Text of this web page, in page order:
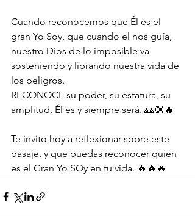
Cuando reconocemos que Él es el
gran Yo Soy, que cuando el nos guía,
nuestro Dios de lo imposible va
sosteniendo y librando nuestra vida de
los peligros.
RECONOCE su poder, su estatura, su
amplitud, Él es y siempre será. 🙏🏼🔥
Te invito hoy a reflexionar sobre este
pasaje, y que puedas reconocer quien
es el Gran Yo SOy en tu vida. 🔥🔥🔥